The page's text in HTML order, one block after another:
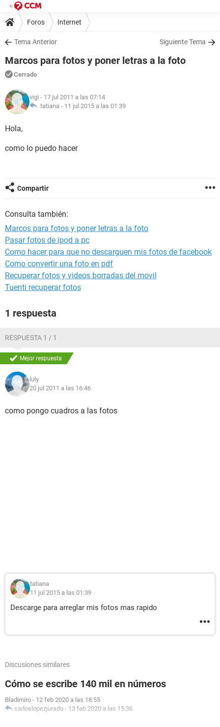
Foros Internet
Tema Anterior Siguiente Tema
Marcos para fotos y poner letras a la foto
Cerrado
vigi - 17 jul 2011 a las 07:14
tatiana - 11 jul 2015 a las 01:39
Hola,
como lo puedo hacer
Compartir
Consulta también:
Marcos para fotos y poner letras a la foto
Pasar fotos de ipod a pc
Como hacer para que no descarguen mis fotos de facebook
Como convertir una foto en pdf
Recuperar fotos y videos borradas del movil
Tuenti recuperar fotos
1 respuesta
RESPUESTA 1 / 1
Mejor respuesta
luly
20 jul 2011 a las 16:46
como pongo cuadros a las fotos
tatiana
11 jul 2015 a las 01:39
Descarge para arreglar mis fotos mas rapido
Discusiones similares
Cómo se escribe 140 mil en números
Bladimiro - 12 feb 2020 a las 18:55
carloslopezjurado - 13 feb 2020 a las 15:36